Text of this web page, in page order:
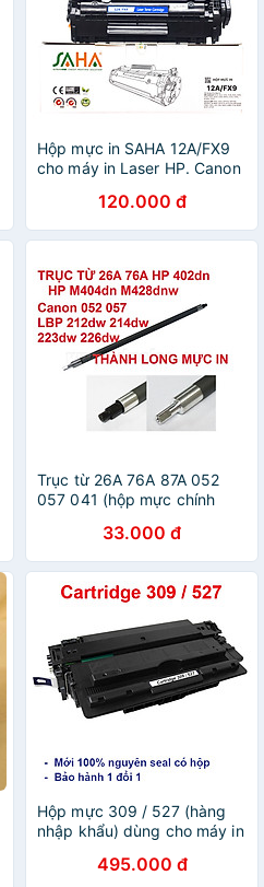
Hộp mực in SAHA 12A/FX9
cho máy in Laser HP. Canon
120.000 đ
Trục từ 26A 76A 87A 052
057 041 (hộp mực chính
M402n M420dw M426
M501 M404n M404d
M428dw Canon 214dw 215d
MF426dw 429dw 223dw
226dw 312DN Hàng chính
hãng Alpha Cartridge
33.000 đ
Hộp mực 309 / 527 (hàng
nhập khẩu) dùng cho máy in
3910, 3920, 3930, 3950,
495.000 đ